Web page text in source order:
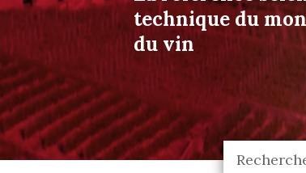
technique du
du vin